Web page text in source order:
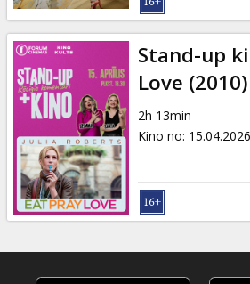
Stand-up
Love (2010)
2h 13min
Kino no: 15.04.2026